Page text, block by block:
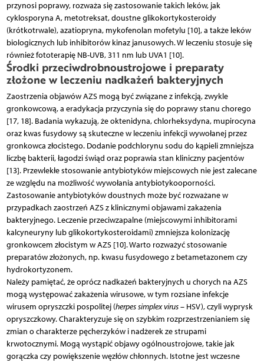
przynosi poprawy, rozważa się zastosowanie takich leków, jak
cyklosporyna A, metotreksat, doustne glikokortykosteroidy
(krótkotrwale), azatiopryna, mykofenolan mofetylu [10], a także leków
biologicznych lub inhibitorów kinaz janusowych. W leczeniu stosuje się
również fototerapię NB-UVB, 311 nm lub UVA1 [10].
Środki przeciwdrobnoustrojowe i preparaty
złożone w leczeniu nadkażeń bakteryjnych
Zaostrzenia objawów AZS mogą być związane z infekcją, zwykle
gronkowcową, a eradykacja przyczynia się do poprawy stanu chorego
[17, 18]. Badania wykazują, że oktenidyna, chlorheksydyna, mupirocyna
oraz kwas fusydowy są skuteczne w leczeniu infekcji wywołanej przez
gronkowca złocistego. Dodanie podchlorynu sodu do kąpieli zmniejsza
liczbę bakterii, łagodzi świąd oraz poprawia stan kliniczny pacjentów
[13]. Przewlekłe stosowanie antybiotyków miejscowych nie jest zalecane
ze względu na możliwość wywołania antybiotykooporności.
Zastosowanie antybiotyków doustnych może być rozważane w
przypadkach zaostrzeń AZS z klinicznymi objawami zakażenia
bakteryjnego. Leczenie przeciwzapalne (miejscowymi inhibitorami
kalcyneuryny lub glikokortykosteroidami) zmniejsza kolonizację
gronkowcem złocistym w AZS [10]. Warto rozważyć stosowanie
preparatów złożonych, np. kwasu fusydowego z betametazonem czy
hydro­kortyzonem.
Należy pamiętać, że oprócz nadkażeń bakteryjnych u chorych na AZS
mogą występować zakażenia wirusowe, w tym rozsiane infekcje
wirusem opryszczki pospolitej (herpes simplex virus– HSV), czyli wyprysk
opryszczkowy. Charakteryzuje się on szybkim rozprzestrzenianiem się
zmian o charakterze pęcherzyków i nadżerek ze strupami
krwotocznymi. Mogą wystąpić objawy ogólnoustrojowe, takie jak
gorączka czy powiększenie węzłów chłonnych. Istotne jest wczesne